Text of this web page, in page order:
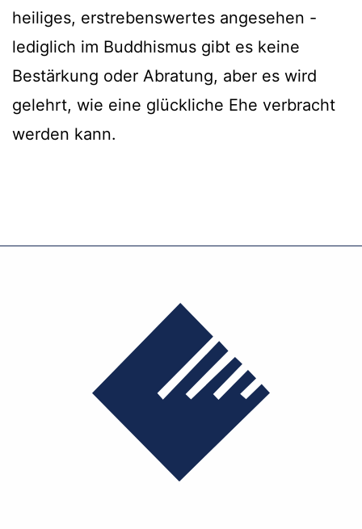
heiliges, erstrebenswertes angesehen -
lediglich im Buddhismus gibt es keine
Bestärkung oder Abratung, aber es wird
gelehrt, wie eine glückliche Ehe verbracht
werden kann.